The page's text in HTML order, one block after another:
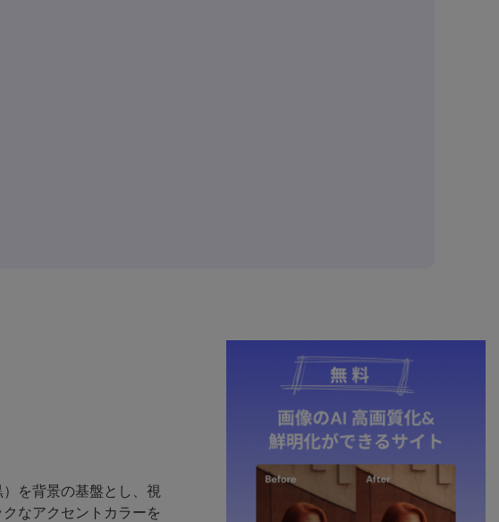
を背景の基盤とし、視
なアクセントカラーを